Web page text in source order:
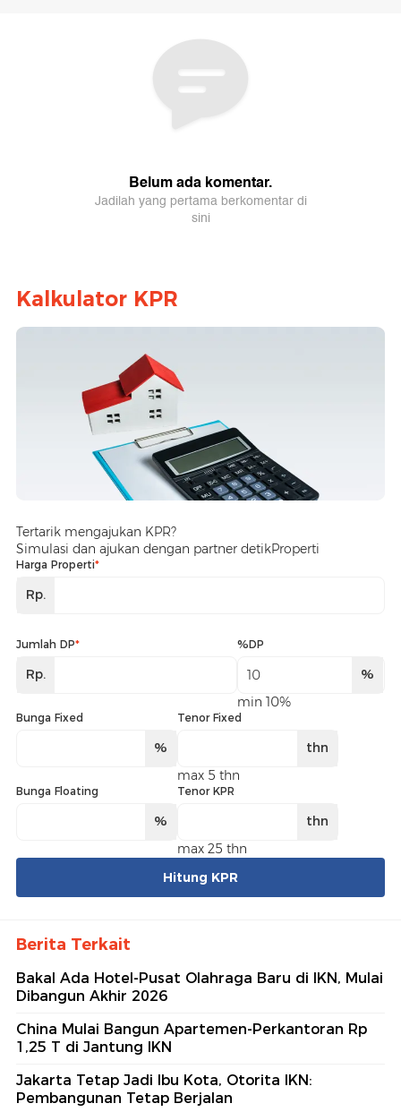
Kalkulator KPR
Tertarik mengajukan KPR?
Simulasi dan ajukan dengan partner detikProperti
Harga Properti*
Rp.
Jumlah DP*
Rp.
%DP
%
min 10%
Bunga Fixed
%
Tenor Fixed
thn
max 5 thn
Bunga Floating
%
Tenor KPR
thn
max 25 thn
Hitung KPR
Berita Terkait
Bakal Ada Hotel-Pusat Olahraga Baru di IKN, Mulai
Dibangun Akhir 2026
China Mulai Bangun Apartemen-Perkantoran Rp
1,25 T di Jantung IKN
Jakarta Tetap Jadi Ibu Kota, Otorita IKN:
Pembangunan Tetap Berjalan